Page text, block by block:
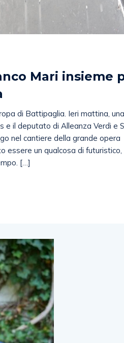
Mari insieme
di Battipaglia. Ieri mattina, una
e il deputato di Alleanza Verdi e
nel cantiere della grande opera
essere un qualcosa di futuristico,
[…]